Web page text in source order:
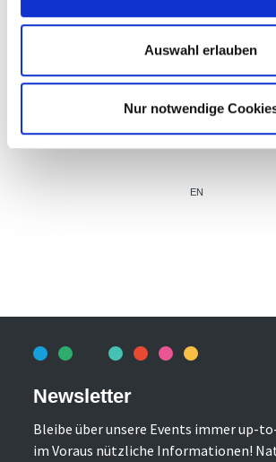
Auswahl erlauben
Nur notwendige
EN
Newsletter
Bleibe über unsere Events immer up-
im Voraus nützliche Informationen!